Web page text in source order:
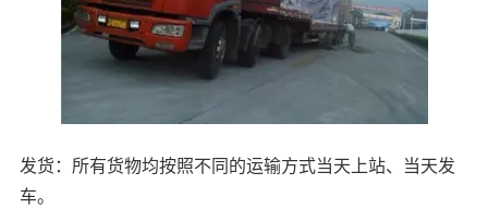
发货：所有货物均按照不同的运输方式当天上站、当天发
车。